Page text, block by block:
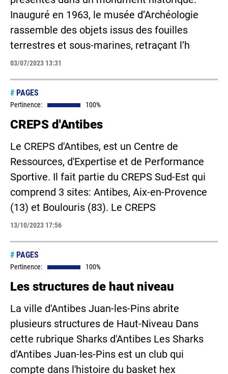
Inauguré en 1963, le musée d’Archéologie
rassemble des objets issus des fouilles
terrestres et sous-marines, retraçant l’h
03/07/2023 13:31
# PAGES
Pertinence: 100%
CREPS d'Antibes
Le CREPS d'Antibes, est un Centre de
Ressources, d'Expertise et de Performance
Sportive. Il fait partie du CREPS Sud-Est qui
comprend 3 sites: Antibes, Aix-en-Provence
(13) et Boulouris (83). Le CREPS
13/10/2023 17:56
# PAGES
Pertinence: 100%
Les structures de haut niveau
La ville d'Antibes Juan-les-Pins abrite
plusieurs structures de Haut-Niveau Dans
cette rubrique Sharks d'Antibes Les Sharks
d'Antibes Juan-les-Pins est un club qui
compte dans l'histoire du basket hex